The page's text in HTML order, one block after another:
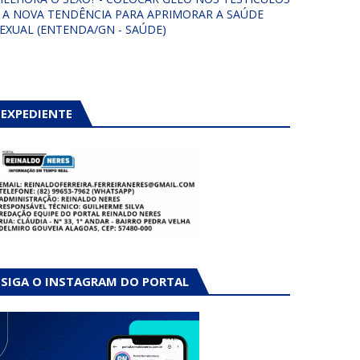
A NOVA TENDÊNCIA PARA APRIMORAR A SAÚDE
(ENTENDA/GN - SAÚDE)
EXPEDIENTE
SIGA O INSTAGRAM DO PORTAL